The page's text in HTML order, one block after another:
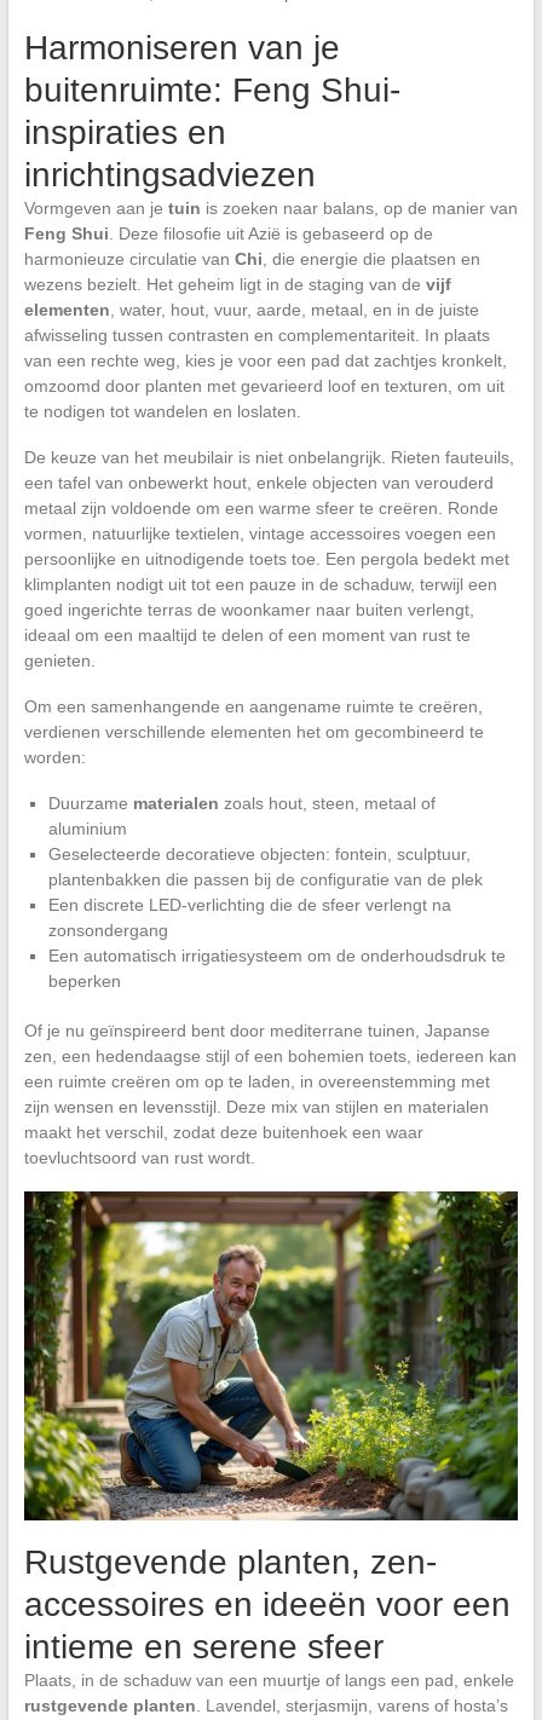
Harmoniseren van je
buitenruimte: Feng Shui-
inspiraties en
inrichtingsadviezen
Vormgeven aan je tuin is zoeken naar balans, op de manier van
Feng Shui . Deze filosofie uit Azië is gebaseerd op de
harmonieuze circulatie van Chi , die energie die plaatsen en
wezens bezielt. Het geheim ligt in de staging van de vijf
elementen , water, hout, vuur, aarde, metaal, en in de juiste
afwisseling tussen contrasten en complementariteit. In plaats
van een rechte weg, kies je voor een pad dat zachtjes kronkelt,
omzoomd door planten met gevarieerd loof en texturen, om uit
te nodigen tot wandelen en loslaten.
De keuze van het meubilair is niet onbelangrijk. Rieten fauteuils,
een tafel van onbewerkt hout, enkele objecten van verouderd
metaal zijn voldoende om een warme sfeer te creëren. Ronde
vormen, natuurlijke textielen, vintage accessoires voegen een
persoonlijke en uitnodigende toets toe. Een pergola bedekt met
klimplanten nodigt uit tot een pauze in de schaduw, terwijl een
goed ingerichte terras de woonkamer naar buiten verlengt,
ideaal om een maaltijd te delen of een moment van rust te
genieten.
Om een samenhangende en aangename ruimte te creëren,
verdienen verschillende elementen het om gecombineerd te
worden:
Duurzame materialen zoals hout, steen, metaal of
aluminium
Geselecteerde decoratieve objecten: fontein, sculptuur,
plantenbakken die passen bij de configuratie van de plek
Een discrete LED-verlichting die de sfeer verlengt na
zonsondergang
Een automatisch irrigatiesysteem om de onderhoudsdruk te
beperken
Of je nu geïnspireerd bent door mediterrane tuinen, Japanse
zen, een hedendaagse stijl of een bohemien toets, iedereen kan
een ruimte creëren om op te laden, in overeenstemming met
zijn wensen en levensstijl. Deze mix van stijlen en materialen
maakt het verschil, zodat deze buitenhoek een waar
toevluchtsoord van rust wordt.
Rustgevende planten, zen-
accessoires en ideeën voor een
intieme en serene sfeer
Plaats, in de schaduw van een muurtje of langs een pad, enkele
rustgevende planten . Lavendel, sterjasmijn, varens of hosta’s